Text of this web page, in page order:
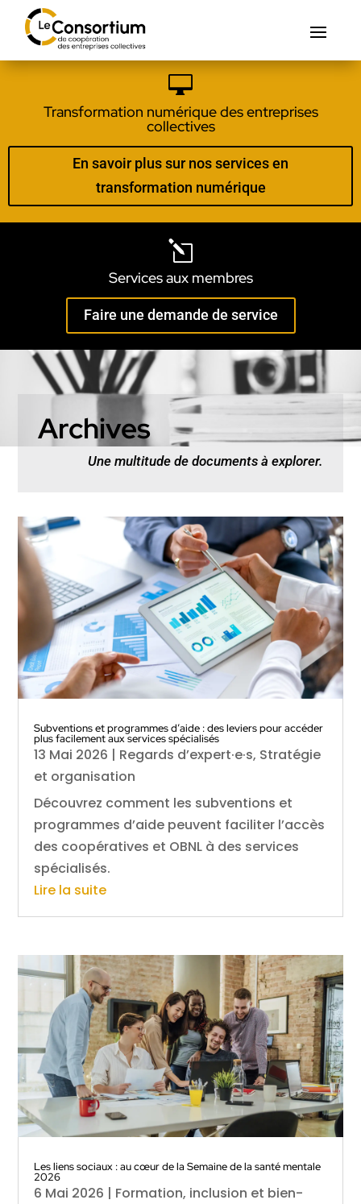

Transformation numérique des entreprises
collectives
En savoir plus sur nos services en
transformation numérique
l
Services aux membres
Faire une demande de service
Archives
Une multitude de documents à explorer.
Subventions et programmes d’aide : des leviers pour accéder
plus facilement aux services spécialisés
13 Mai 2026 | Regards d’expert·e·s, Stratégie
et organisation
Découvrez comment les subventions et
programmes d’aide peuvent faciliter l’accès
des coopératives et OBNL à des services
spécialisés.
Lire la suite
Les liens sociaux : au cœur de la Semaine de la santé mentale
2026
6 Mai 2026 | Formation, inclusion et bien-